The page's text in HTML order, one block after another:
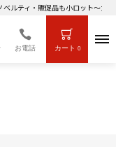
ルティ・販促品も小ロット～大
お電話 カート 0